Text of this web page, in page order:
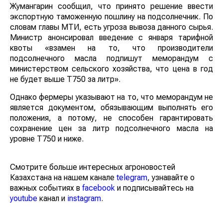
Жумангарин сообщил, что принято решение ввести
экспортную таможенную пошлину на подсолнечник. По
словам главы МТИ, есть угроза вывоза данного сырья.
Министр анонсировал введение с января тарифной
квоты «взамен на то, что производители
подсолнечного масла подпишут меморандум с
министерством сельского хозяйства, что цена в год
не будет выше Т750 за литр».
Однако фермеры указывают на то, что меморандум не
является документом, обязывающим выполнять его
положения, а потому, не способен гарантировать
сохранение цен за литр подсолнечного масла на
уровне Т750 и ниже.
Смотрите больше интересных агроновостей
Казахстана на нашем канале telegram, узнавайте о
важных событиях в facebook и подписывайтесь на
youtube канал и instagram.